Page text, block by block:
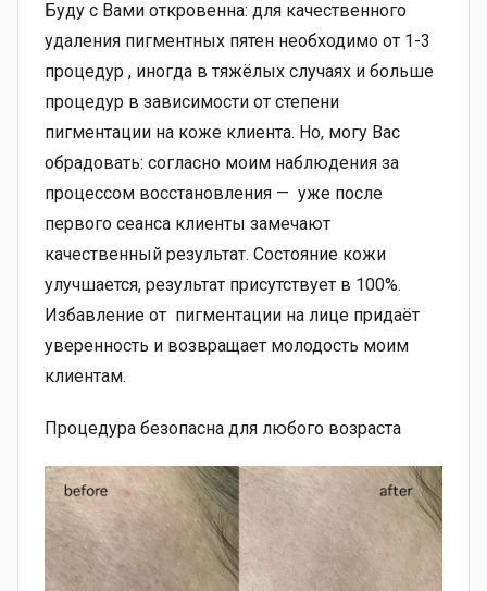
Буду с Вами откровенна: для качественного
удаления пигментных пятен необходимо от 1-3
процедур , иногда в тяжёлых случаях и больше
процедур в зависимости от степени
пигментации на коже клиента. Но, могу Вас
обрадовать: согласно моим наблюдения за
процессом восстановления — уже после
первого сеанса клиенты замечают
качественный результат. Состояние кожи
улучшается, результат присутствует в 100%.
Избавление от пигментации на лице придаёт
уверенность и возвращает молодость моим
клиентам.
Процедура безопасна для любого возраста